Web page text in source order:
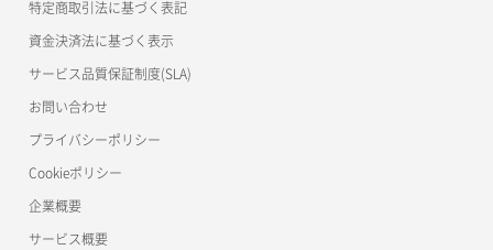
特定商取引法に基づく表記
資金決済法に基づく表示
サービス品質保証制度(SLA)
お問い合わせ
プライバシーポリシー
Cookieポリシー
企業概要
サービス概要